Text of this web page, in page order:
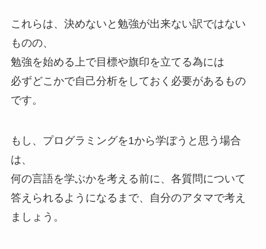
これらは、決めないと勉強が出来ない訳ではない
ものの、
勉強を始める上で目標や旗印を立てる為には
必ずどこかで自己分析をしておく必要があるもの
です。
もし、プログラミングを1から学ぼうと思う場合
は、
何の言語を学ぶかを考える前に、各質問について
答えられるようになるまで、自分のアタマで考え
ましょう。